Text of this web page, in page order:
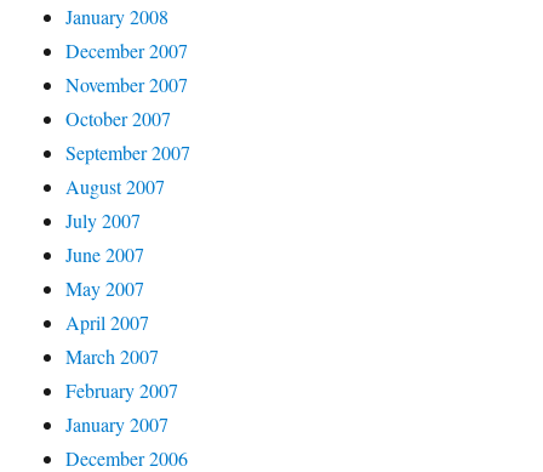
January 2008
December 2007
November 2007
October 2007
September 2007
August 2007
July 2007
June 2007
May 2007
April 2007
March 2007
February 2007
January 2007
December 2006